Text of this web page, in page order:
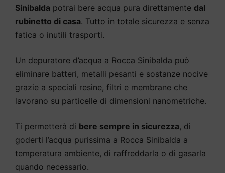
Sinibalda potrai bere acqua pura direttamente dal
rubinetto di casa. Tutto in totale sicurezza e senza
fatica o inutili trasporti.
Un depuratore d’acqua a Rocca Sinibalda può
eliminare batteri, metalli pesanti e sostanze nocive
grazie a speciali resine, filtri e membrane che
lavorano su particelle di dimensioni nanometriche.
Ti permetterà di bere sempre in sicurezza, di
goderti l’acqua purissima a Rocca Sinibalda a
temperatura ambiente, di raffreddarla o di gasarla
quando necessario.